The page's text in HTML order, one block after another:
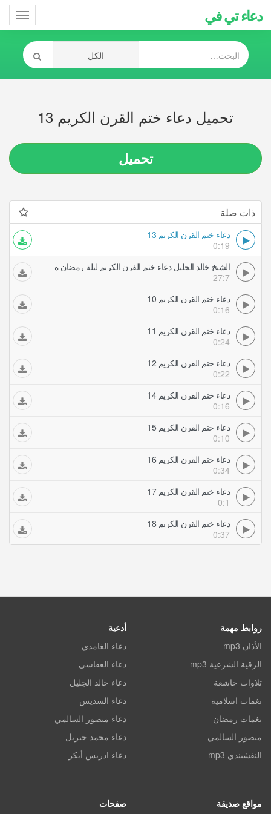
دعاء تي في
تحميل دعاء ختم القرن الكريم 13
تحميل
ذات صلة
دعاء ختم القرن الكريم 13
0:19
الشيخ خالد الجليل دعاء ختم القرن الكريم ليلة رمضان ه
27:7
دعاء ختم القرن الكريم 10
0:16
دعاء ختم القرن الكريم 11
0:24
دعاء ختم القرن الكريم 12
0:22
دعاء ختم القرن الكريم 14
0:16
دعاء ختم القرن الكريم 15
0:10
دعاء ختم القرن الكريم 16
0:34
دعاء ختم القرن الكريم 17
0:1
دعاء ختم القرن الكريم 18
0:37
روابط مهمة
الأذان mp3
الرقية الشرعية mp3
تلاوات خاشعة
نغمات اسلامية
نغمات رمضان
منصور السالمي
النقشبندي mp3
أدعية
دعاء الغامدي
دعاء العفاسي
دعاء خالد الجليل
دعاء السديس
دعاء منصور السالمي
دعاء محمد جبريل
دعاء ادريس أبكر
مواقع صديقة صفحات